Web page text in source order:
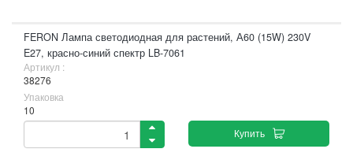
FERON Лампа светодиодная для растений, А60 (15W) 230V
E27, красно-синий спектр LB-7061
Артикул :
38276
Упаковка
10
Купить